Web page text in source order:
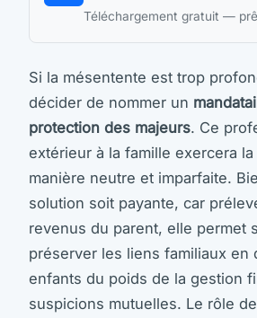
Téléchargement gratuit —
Si la mésentente est trop
décider de nommer un
protection des majeurs. Ce
extérieur à la famille exercera
manière neutre et imparfaite.
solution soit payante, car
revenus du parent, elle permet
préserver les liens familiaux en
enfants du poids de la gestion
suspicions mutuelles. Le rôle